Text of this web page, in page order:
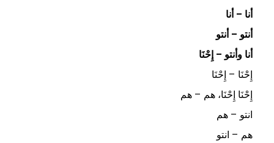
أنا – أنا
أنتو – أنتو
أنا وأنتو – إِحْنَا
إِحْنَا – إِحْنَا
إِحْنَا إِحْنَا، هم – هم
انتو – هم
هم – انتو